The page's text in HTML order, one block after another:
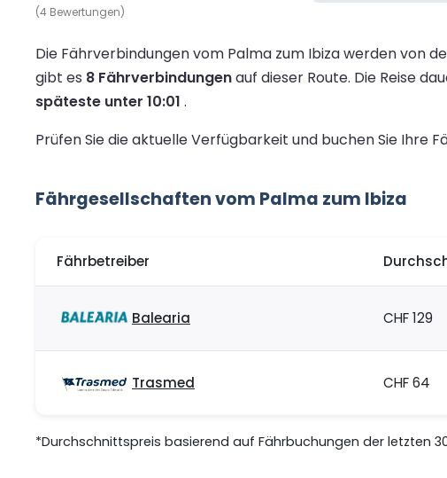
(4 Bewertungen)
Die Fährverbindungen vom Palma zum Ibiza werden von
gibt es 8 Fährverbindungenauf dieser Route. Die Reise
späteste unter 10:01 .
Prüfen Sie die aktuelle Verfügbarkeit und buchen Sie Ihre
Fährgesellschaften vom Palma zum Ibiza
Fährbetreiber
Balearia CHF 129
Trasmed CHF 64
*Durchschnittspreis basierend auf Fährbuchungen der letzten